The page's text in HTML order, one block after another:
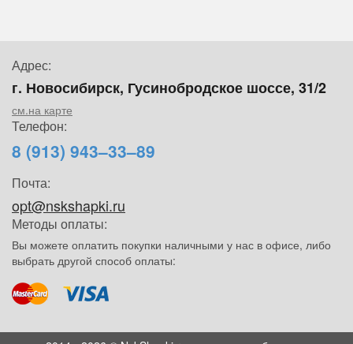
Адрес:
г. Новосибирск, Гусинобродское шоссе, 31/2
см.на карте
Телефон:
8 (913) 943–33–89
Почта:
opt@nskshapki.ru
Методы оплаты:
Вы можете оплатить покупки наличными у нас в офисе, либо
выбрать другой способ оплаты: